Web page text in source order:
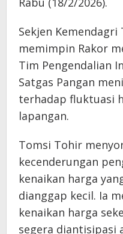
Sekjen
memimpin Rakor
Tim Pengendalian
Satgas Pangan
terhadap fluktuasi
lapangan.
​Tomsi Tohir
kecenderungan
kenaikan harga
dianggap kecil. Ia
kenaikan harga
segera diantisipasi